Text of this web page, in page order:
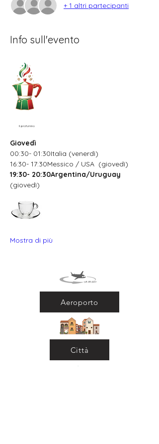
+ 1 altri partecipanti
Info sull'evento
Il profumino
Giovedì
00:30- 01:30Italia (venerdì)
16:30- 17:30Messico / USA  (giovedì)
19:30- 20:30Argentina/Uruguay
(giovedì)
Mostra di più
Aeroporto
Città